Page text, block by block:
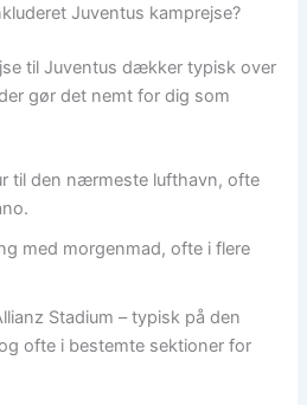
Juventus kamprejse?
til Juventus dækker typisk over
gør det nemt for dig som
til den nærmeste lufthavn, ofte
med morgenmad, ofte i flere
Stadium – typisk på den
ofte i bestemte sektioner for